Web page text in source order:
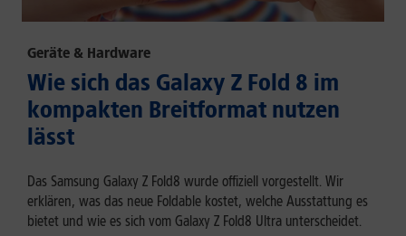
Geräte & Hardware
Wie sich das Galaxy Z Fold 8 im
kompakten Breitformat nutzen
lässt
Das Samsung Galaxy Z Fold8 wurde offiziell vorgestellt. Wir
erklären, was das neue Foldable kostet, welche Ausstattung es
bietet und wie es sich vom Galaxy Z Fold8 Ultra unterscheidet.